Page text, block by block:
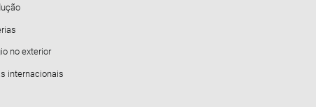
no exterior
internacionais